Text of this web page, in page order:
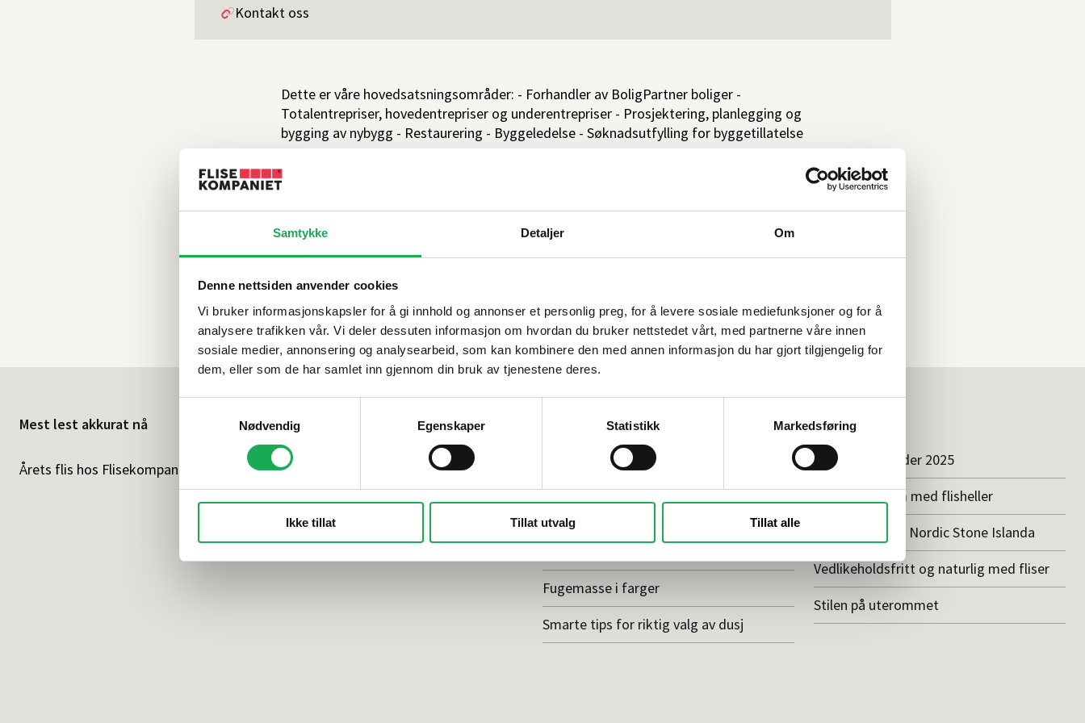
Samtykke Detaljer Om
Denne nettsiden anvender cookies
Vi bruker informasjonskapsler for å gi innhold og annonser et personlig preg, for å levere sosiale mediefunksjoner og for å
analysere trafikken vår. Vi deler dessuten informasjon om hvordan du bruker nettstedet vårt, med partnerne våre innen
sosiale medier, annonsering og analysearbeid, som kan kombinere den med annen informasjon du har gjort tilgjengelig for
dem, eller som de har samlet inn gjennom din bruk av tjenestene deres.
Nødvendig
Egenskaper Statistikk Markedsføring
Ikke tillat Tillat utvalg Tillat alle
Kontakt oss
Dette er våre hovedsatsningsområder: - Forhandler av BoligPartner boliger -
Totalentrepriser, hovedentrepriser og underentrepriser - Prosjektering, planlegging og
bygging av nybygg - Restaurering - Byggeledelse - Søknadsutfylling for byggetillatelse
Mestermerke Sentral Godkjenning
Mest lest akkurat nå
Årets flis hos Flisekompaniet Klikkvinyl - Gulvet som tåler alt
Tips og råd
Gjør et godt valg av fliser til badet
Dette må du tenke på når du innreder
badet
Fugemasse i farger
Smarte tips for riktig valg av dusj
Inspirasjon
Baderomstrender 2025
Drømmeatrium med flisheller
Våre favoritter: Nordic Stone Islanda
Vedlikeholdsfritt og naturlig med fliser
Stilen på uterommet